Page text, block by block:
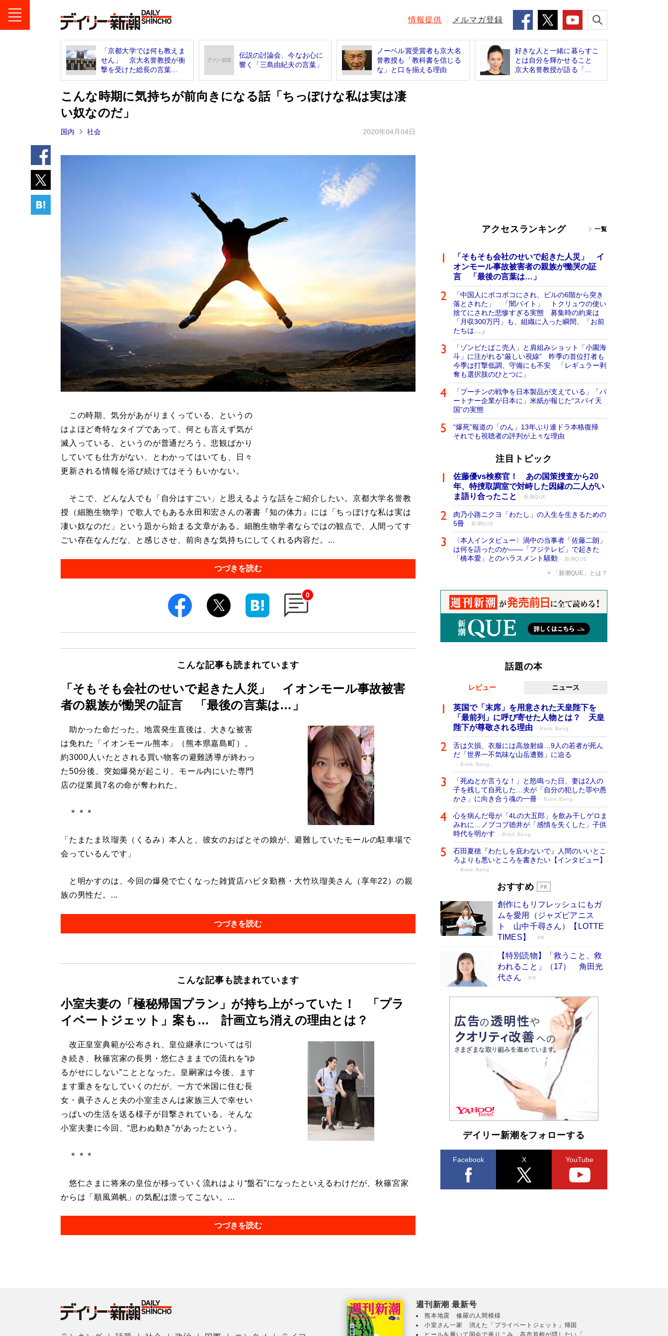
情報提供 メルマガ登録
「京都大学では何も教えま
せん」 京大名誉教授が衝
撃を受けた総長の言葉...
伝説の討論会、今なお心に
響く「三島由紀夫の言葉」
ノーベル賞受賞者も京大名
誉教授も「教科書を信じる
な」と口を揃える理由
好きな人と一緒に暮らすこ
とは自分を輝かせること
京大名誉教授が語る「...
こんな時期に気持ちが前向きになる話「ちっぽけな私は実は凄
い奴なのだ」
国内 社会 2020年04月04日
この時期、気分があがりまくっている、というの
はよほど奇特なタイプであって、何とも言えず気が
滅入っている、というのが普通だろう。悲観ばかり
していても仕方がない、とわかってはいても、日々
更新される情報を浴び続けてはそうもいかない。
そこで、どんな人でも「自分はすごい」と思えるような話をご紹介したい。京都大学名誉教
授（細胞生物学）で歌人でもある永田和宏さんの著書『知の体力』には「ちっぽけな私は実は
凄い奴なのだ」という題から始まる文章がある。細胞生物学者ならではの観点で、人間ってす
ごい存在なんだな、と感じさせ、前向きな気持ちにしてくれる内容だ。...
つづきを読む
0
こんな記事も読まれています
「そもそも会社のせいで起きた人災」 イオンモール事故被害
者の親族が慟哭の証言 「最後の言葉は…」
助かった命だった。地震発生直後は、大きな被害
は免れた「イオンモール熊本」（熊本県嘉島町）。
約3000人いたとされる買い物客の避難誘導が終わっ
た50分後、突如爆発が起こり、モール内にいた専門
店の従業員7名の命が奪われた。
＊＊＊
「たまたま玖瑠美（くるみ）本人と、彼女のおばとその娘が、避難していたモールの駐車場で
会っているんです」
と明かすのは、今回の爆発で亡くなった雑貨店ハビタ勤務・大竹玖瑠美さん（享年22）の親
族の男性だ。...
つづきを読む
こんな記事も読まれています
小室夫妻の「極秘帰国プラン」が持ち上がっていた！ 「プラ
イベートジェット」案も… 計画立ち消えの理由とは？
改正皇室典範が公布され、皇位継承については引
き続き、秋篠宮家の長男・悠仁さままでの流れを“ゆ
るがせにしない”こととなった。皇嗣家は今後、ます
ます重きをなしていくのだが、一方で米国に住む長
女・眞子さんと夫の小室圭さんは家族三人で幸せい
っぱいの生活を送る様子が目撃されている。そんな
小室夫妻に今回、“思わぬ動き”があったという。
＊＊＊
悠仁さまに将来の皇位が移っていく流れはより“盤石”になったといえるわけだが、秋篠宮家
からは「順風満帆」の気配は漂ってこない。...
つづきを読む
アクセスランキング 一覧
「そもそも会社のせいで起きた人災」 イ
オンモール事故被害者の親族が慟哭の証
言 「最後の言葉は…」
「中国人にボコボコにされ、ビルの6階から突き
落とされた」 「闇バイト」 トクリュウの使い
捨てにされた悲惨すぎる実態 募集時の約束は
「月収300万円」も、組織に入った瞬間、「お前
たちは…」
「ゾンビたばこ売人」と肩組みショット「小園海
斗」に注がれる“厳しい視線” 昨季の首位打者も
今季は打撃低調、守備にも不安 「レギュラー剥
奪も選択肢のひとつに」
「プーチンの戦争を日本製品が支えている」「パ
ートナー企業が日本に」米紙が報じた“スパイ天
国”の実態
“爆死”報道の「のん」13年ぶり連ドラ本格復帰
それでも視聴者の評判が上々な理由
注目トピック
佐藤優vs検察官！ あの国策捜査から20
年、特捜取調室で対峙した因縁の二人がい
ま語り合ったこと
新潮QUE
肉乃小路ニクヨ「わたし」の人生を生きるための
5冊
新潮QUE
〈本人インタビュー〉渦中の当事者「佐藤二朗」
は何を語ったのか――「フジテレビ」で起きた
「橋本愛」とのハラスメント騒動
新潮QUE
「新潮QUE」とは？
話題の本
レビュー ニュース
英国で「末席」を用意された天皇陛下を
「最前列」に呼び寄せた人物とは？ 天皇
陛下が尊敬される理由
Book Bang
舌は欠損、衣服には高放射線…9人の若者が死ん
だ「世界一不気味な山岳遭難」に迫る
Book Bang
「死ぬとか言うな！」と怒鳴った日、妻は2人の
子を残して自死した…夫が「自分の犯した罪や愚
かさ」に向き合う魂の一冊
Book Bang
心を病んだ母が「4Lの大五郎」を飲み干しゲロま
みれに…ノブコブ徳井が「感情を失くした」子供
時代を明かす
Book Bang
石田夏穂『わたしを庇わないで』人間のいいとこ
ろよりも悪いところを書きたい【インタビュー】
Book Bang
「叱って伸びるやつは、褒めたらもっと伸
た“人を育てるコツ”…芸への考え方を明か
す
Book Bang
「『火垂るの墓』は、大嘘である」原作者が抱き
続けた“自責の念”とは…「自己憐憫は描きたくな
い」監督が徹底的にこだわったこと（後編） #
戦争の記憶
Book Bang
美輪明宏 晩年の回答を集めた『ほほえんで生き
るための人生相談』がランクイン［エンターテイ
メントベストセラー］
Book Bang
「宇宙兄弟」最終46巻がベストセラー1位 宇宙
開発への関心を押し上げた18年の物語に幕 特装
版には「宇宙で描かれたマンガ」も収録
Book Bang
友近氏、絶賛！ 鎌倉を舞台に、孤独を抱えた
人々が新たな一歩を踏み出す連作短篇集『海のほ
とりのプラネット』試し読み
Book Bang
おすすめ
創作にもリフレッシュにもガ
ムを愛用（ジャズピアニス
ト 山中千尋さん）【LOTTE
TIMES】
PR
【特別読物】「救うこと、救
われること」（17） 角田光
代さん
PR
デイリー新潮をフォローする
Facebook X YouTube
週刊新潮 最新号
熊本地震 修羅の人間模様
小室さん一家 消えた「プライベートジェット」帰国
ヒールを履いて国会で座りこみ 高市首相が隠したい「...